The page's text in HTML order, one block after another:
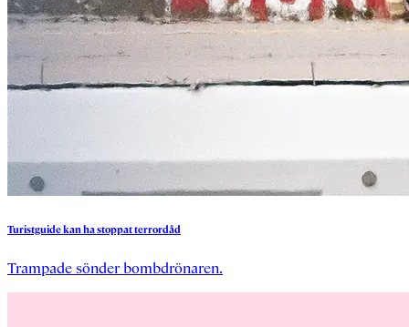
Turistguidekanhastoppatterrordåd
Trampade sönder bombdrönaren.